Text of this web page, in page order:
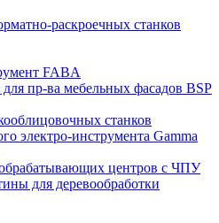
раскроечных станков
FABA
пр-ва мебельных фасадов BSP
станков
электро-инструмента Gamma
центров с ЧПУ
для деревообработки